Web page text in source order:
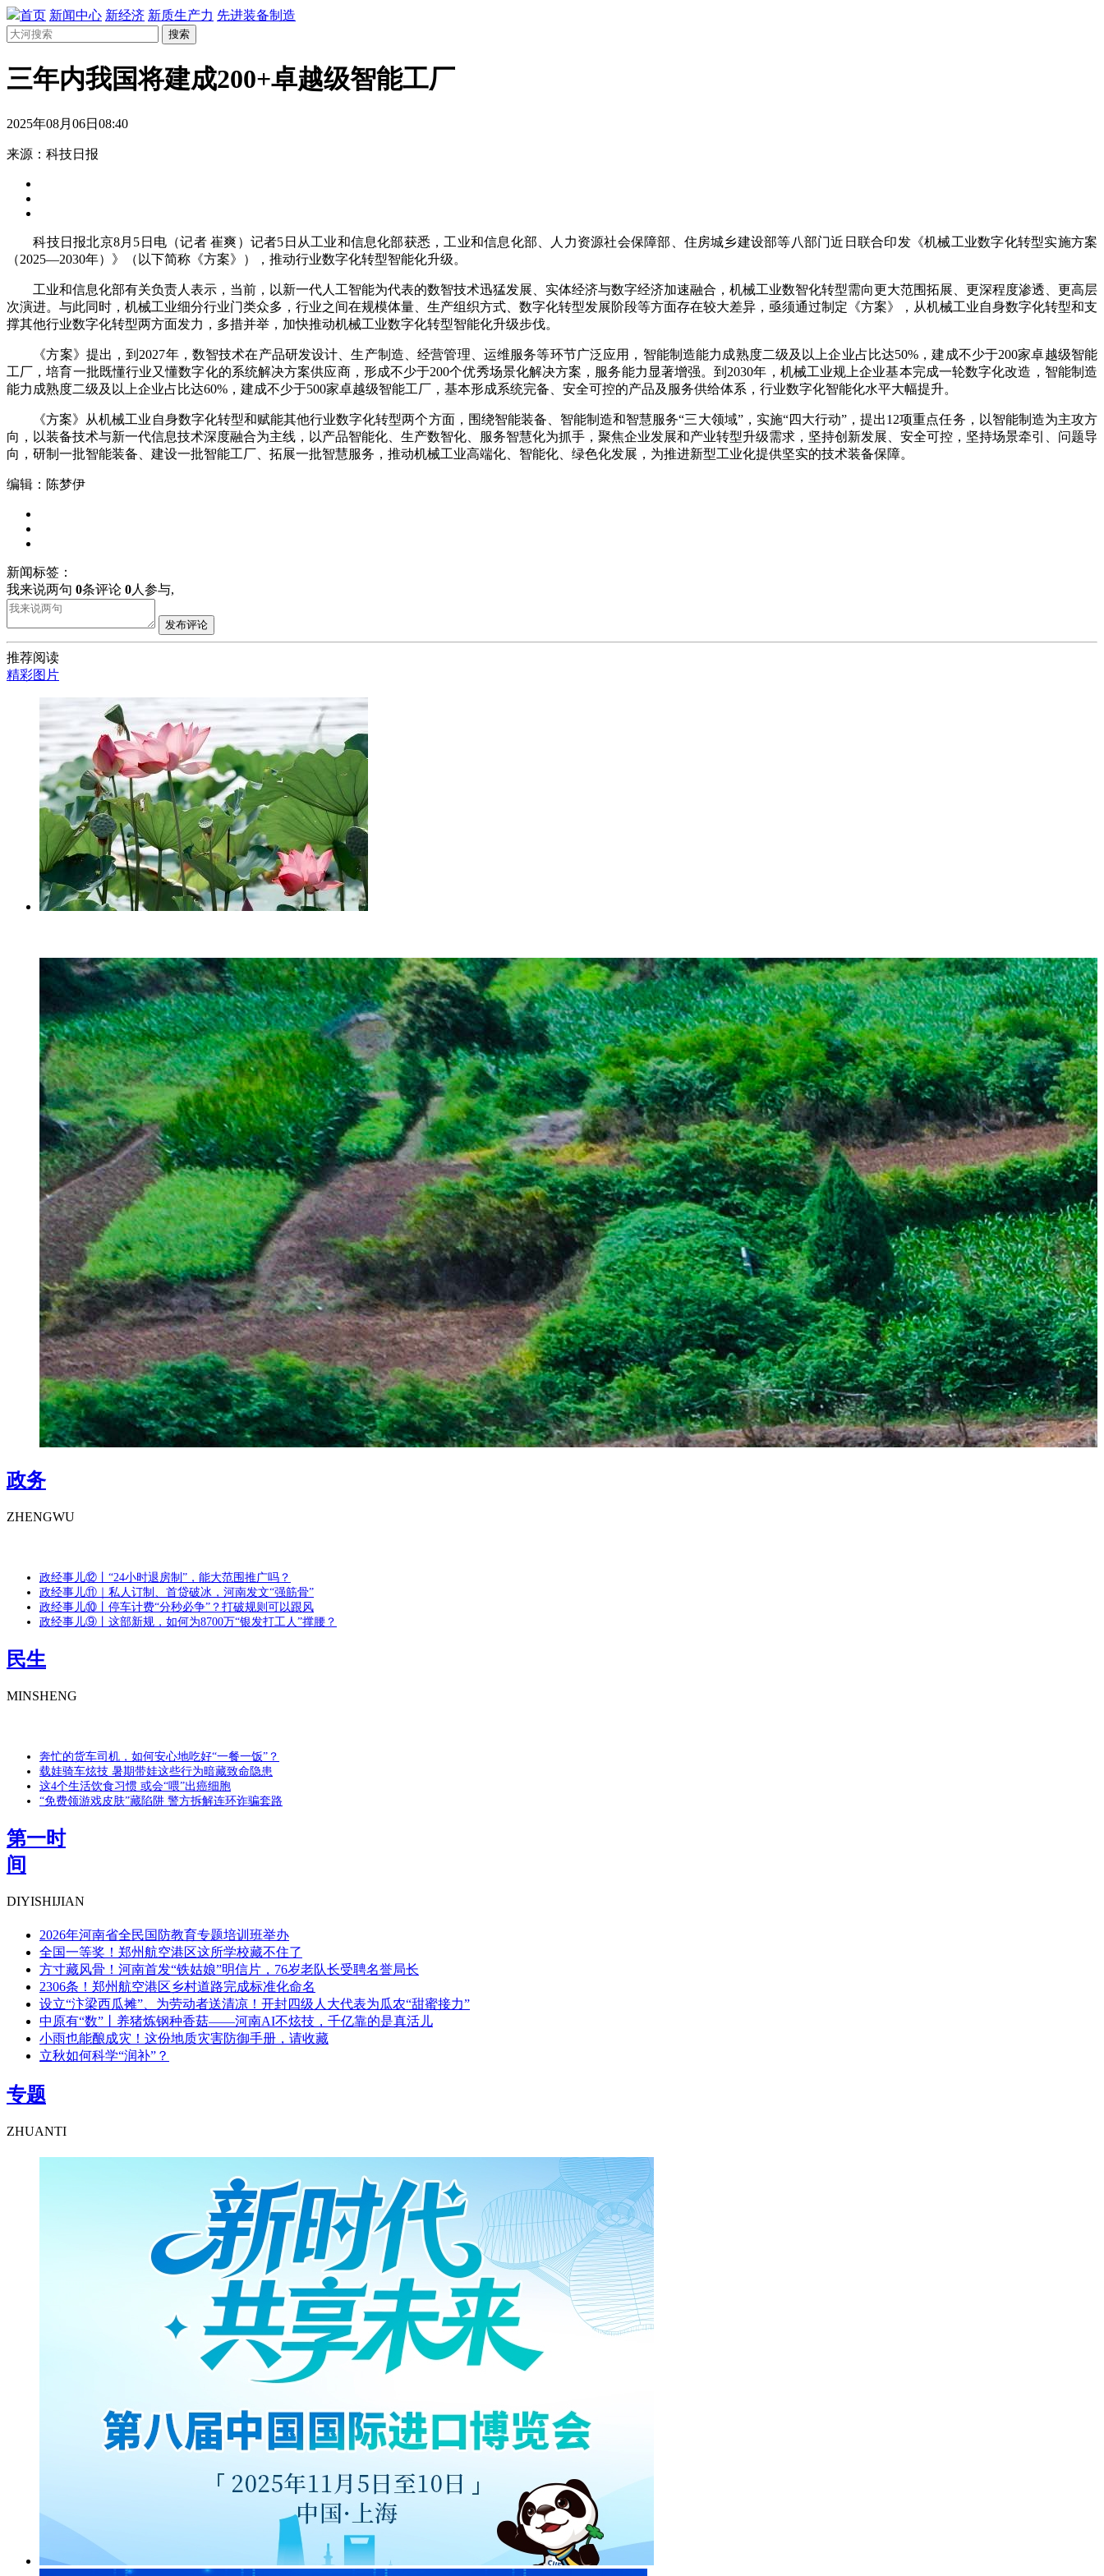
首页 新闻中心 新经济 新质生产力 先进装备制造
搜索
三年内我国将建成200+卓越级智能工厂
2025年08月06日08:40
来源：科技日报
科技日报北京8月5日电（记者 崔爽）记者5日从工业和信息化部获悉，工业和信息化部、人力资源社会保障部、住房城乡建设部等八部门近日联合印发《机械工业数字化转型实施方案
（2025—2030年）》（以下简称《方案》），推动行业数字化转型智能化升级。
工业和信息化部有关负责人表示，当前，以新一代人工智能为代表的数智技术迅猛发展、实体经济与数字经济加速融合，机械工业数智化转型需向更大范围拓展、更深程度渗透、更高层
次演进。与此同时，机械工业细分行业门类众多，行业之间在规模体量、生产组织方式、数字化转型发展阶段等方面存在较大差异，亟须通过制定《方案》，从机械工业自身数字化转型和支
撑其他行业数字化转型两方面发力，多措并举，加快推动机械工业数字化转型智能化升级步伐。
《方案》提出，到2027年，数智技术在产品研发设计、生产制造、经营管理、运维服务等环节广泛应用，智能制造能力成熟度二级及以上企业占比达50%，建成不少于200家卓越级智能
工厂，培育一批既懂行业又懂数字化的系统解决方案供应商，形成不少于200个优秀场景化解决方案，服务能力显著增强。到2030年，机械工业规上企业基本完成一轮数字化改造，智能制造
能力成熟度二级及以上企业占比达60%，建成不少于500家卓越级智能工厂，基本形成系统完备、安全可控的产品及服务供给体系，行业数字化智能化水平大幅提升。
《方案》从机械工业自身数字化转型和赋能其他行业数字化转型两个方面，围绕智能装备、智能制造和智慧服务“三大领域”，实施“四大行动”，提出12项重点任务，以智能制造为主攻方
向，以装备技术与新一代信息技术深度融合为主线，以产品智能化、生产数智化、服务智慧化为抓手，聚焦企业发展和产业转型升级需求，坚持创新发展、安全可控，坚持场景牵引、问题导
向，研制一批智能装备、建设一批智能工厂、拓展一批智慧服务，推动机械工业高端化、智能化、绿色化发展，为推进新型工业化提供坚实的技术装备保障。
编辑：陈梦伊
新闻标签：
我来说两句 0条评论 0人参与,
发布评论
推荐阅读